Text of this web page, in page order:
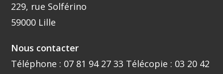
229, rue Solférino
59000 Lille
Nous contacter
Téléphone : 07 81 94 27 33 Télécopie : 03 20 42